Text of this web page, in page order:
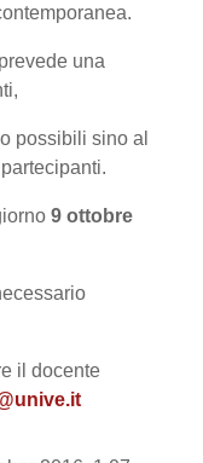
una
possibili sino al
9 ottobre
il docente